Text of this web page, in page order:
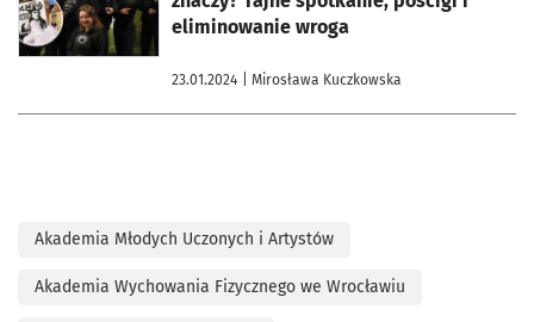
eliminowanie wroga
23.01.2024 | Mirosława Kuczkowska
Akademia Młodych Uczonych i Artystów
Akademia Wychowania Fizycznego we Wrocławiu